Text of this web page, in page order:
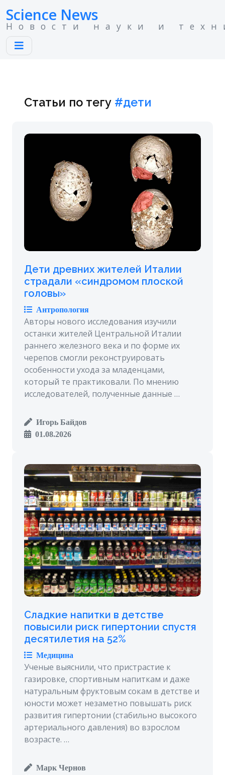
Science News
Новости науки и
Статьи по тегу #дети
Дети древних жителей Италии
страдали «синдромом плоской
головы»
Антропология
Авторы нового исследования изучили
останки жителей Центральной Италии
раннего железного века и по форме их
черепов смогли реконструировать
особенности ухода за младенцами,
который те практиковали. По мнению
исследователей, полученные данные …
Игорь Байдов
01.08.2026
Сладкие напитки в детстве
повысили риск гипертонии спустя
десятилетия на 52%
Медицина
Ученые выяснили, что пристрастие к
газировке, спортивным напиткам и даже
натуральным фруктовым сокам в детстве и
юности может незаметно повышать риск
развития гипертонии (стабильно высокого
артериального давления) во взрослом
возрасте. …
Марк Чернов